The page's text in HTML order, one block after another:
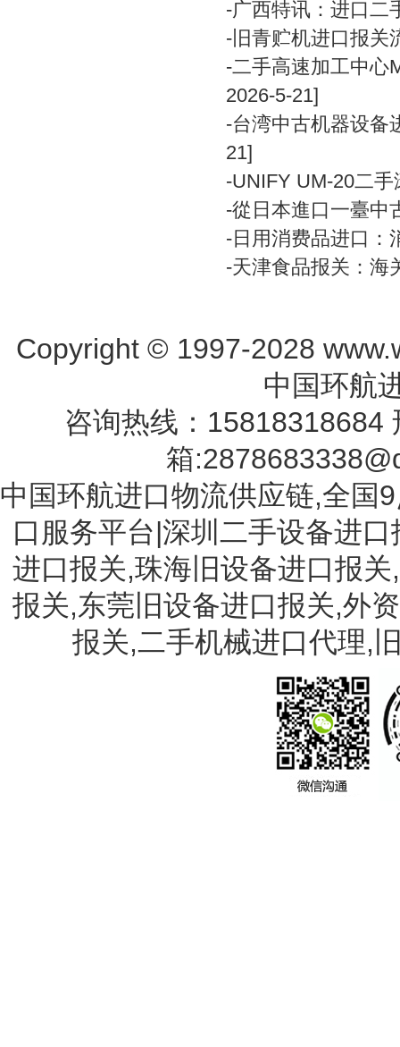
-广西特讯：进口二
- 旧青贮机进口报
-二手高速加工中心
2026-5-21]
-台湾中古机器设备
21]
-UNIFY UM-20二
-從日本進口一臺中
-日用消费品进口：
-天津食品报关：海
Copyright © 1997-2028
中国环航
咨询热线：15818318684
箱
中国环航进口物流供应链,全国
口服务平台|深圳二手设备进
进口报关,珠海旧设备进口报
报关,东莞旧设备进口报关,外
报关,二手机械进口代理,